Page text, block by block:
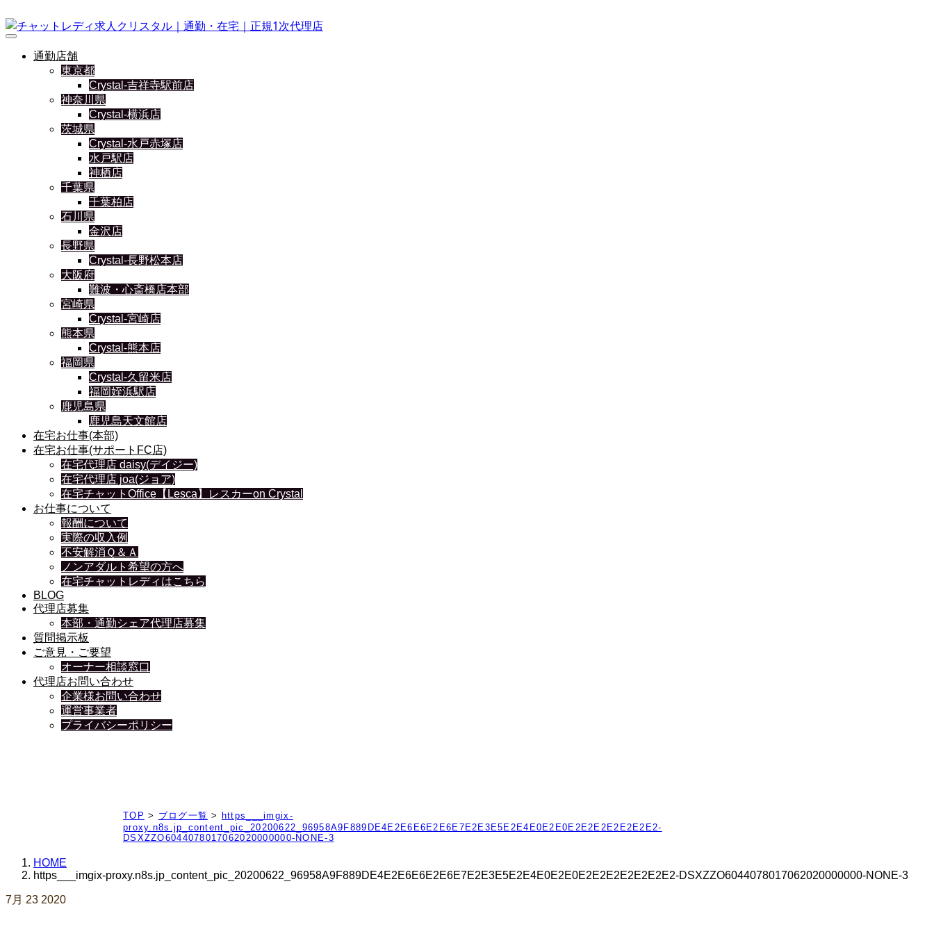
通勤店舗
東京都
Crystal-吉祥寺駅前店
神奈川県
Crystal-横浜店
茨城県
Crystal-水戸赤塚店
水戸駅店
神栖店
千葉県
千葉柏店
石川県
金沢店
長野県
Crystal-長野松本店
大阪府
難波・心斎橋店本部
宮崎県
Crystal-宮崎店
熊本県
Crystal-熊本店
福岡県
Crystal-久留米店
福岡姪浜駅店
鹿児島県
鹿児島天文館店
在宅お仕事(本部)
在宅お仕事(サポートFC店)
在宅代理店 daisy(デイジー)
在宅代理店 joa(ジョア)
在宅チャットOffice【Lesca】レスカーon Crystal
お仕事について
報酬について
実際の収入例
不安解消Ｑ＆Ａ
ノンアダルト希望の方へ
在宅チャットレディはこちら
BLOG
代理店募集
本部・通勤シェア代理店募集
質問掲示板
ご意見・ご要望
オーナー相談窓口
代理店お問い合わせ
企業様お問い合わせ
運営事業者
プライバシーポリシー
TOP > ブログ一覧 >
https___imgix-
proxy.n8s.jp_content_pic_20200622_96958A9F889DE4E2E6E6E2E6E7E2E3E5E2E4E0E2E0E2E2E2E2E2E2E2-
DSXZZO6044078017062020000000-NONE-3
HOME
https___imgix-proxy.n8s.jp_content_pic_20200622_96958A9F889DE4E2E6E6E2E6E7E2E3E5E2E4E0E2E0E2E2E2E2E2E2E2-DSXZZO6044078017062020000000-NONE-3
7月 23 2020